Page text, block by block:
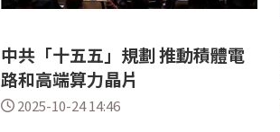
中共「十五五」規劃 推動積體電
路和高端算力晶片
2025-10-24 14:46